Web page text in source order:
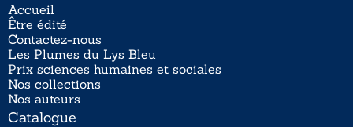
Accueil
Être édité
Contactez-nous
Les Plumes du Lys Bleu
Prix sciences humaines et sociales
Nos collections
Nos auteurs
Catalogue